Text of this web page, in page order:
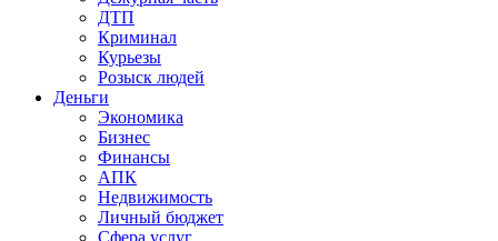
ДТП
Криминал
Курьезы
Розыск людей
Деньги
Экономика
Бизнес
Финансы
АПК
Недвижимость
Личный бюджет
Сфера услуг